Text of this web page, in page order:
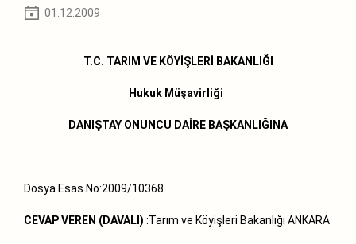
01.12.2009
T.C. TARIM VE KÖYİŞLERİ BAKANLIĞI
Hukuk Müşavirliği
DANIŞTAY ONUNCU DAİRE BAŞKANLIĞINA
Dosya Esas No:2009/10368
CEVAP VEREN (DAVALI) :Tarım ve Köyişleri Bakanlığı ANKARA